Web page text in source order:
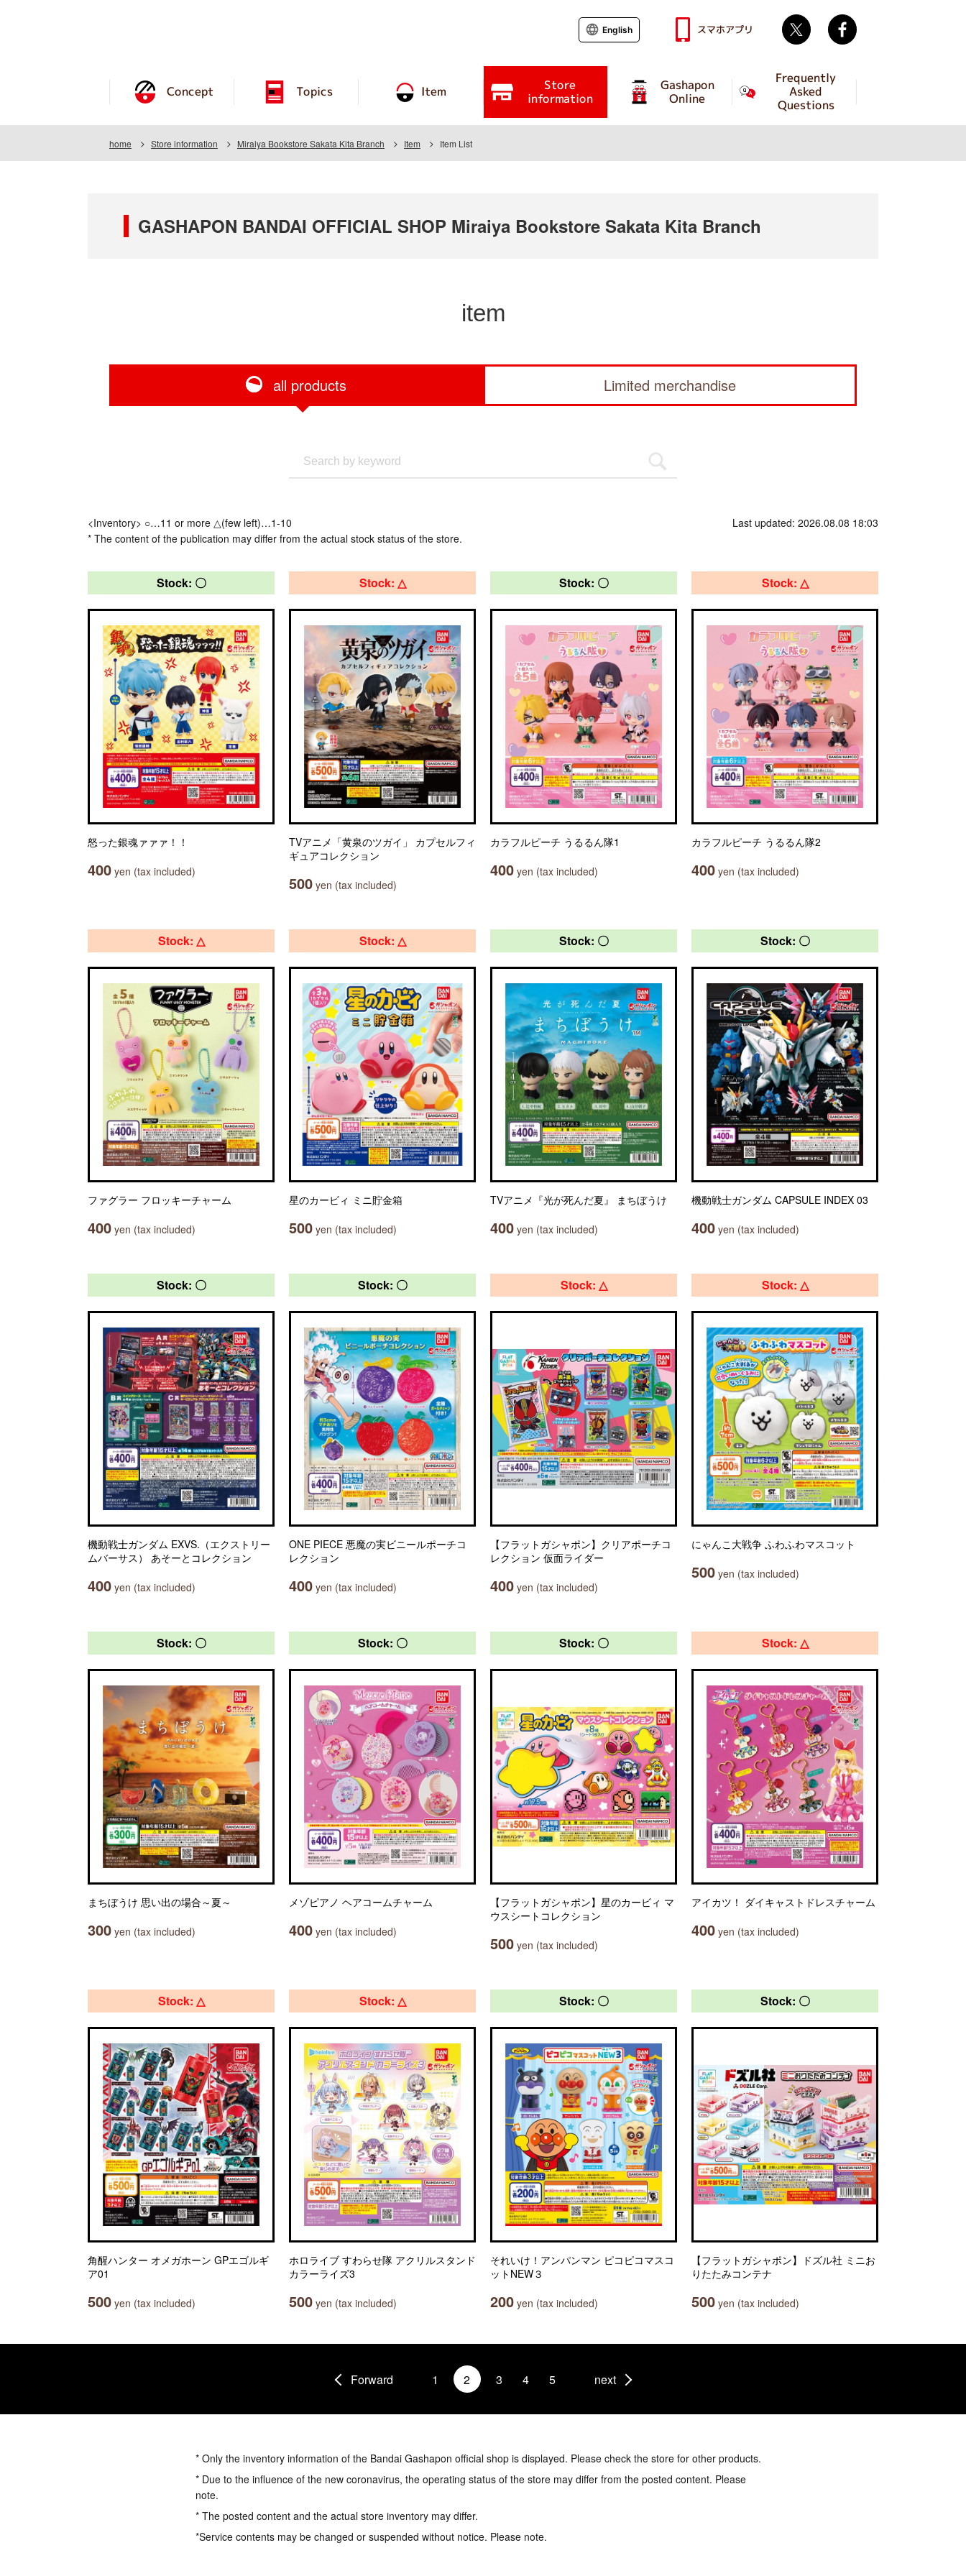
Concept Topics Item Store
information
Gashapon
Online
Frequently
Asked
Questions
English スマホアプリ Twitter
home Store information Miraiya Bookstore Sakata Kita Branch Item Item List
GASHAPON BANDAI OFFICIAL SHOP Miraiya Bookstore Sakata Kita Branch
item
all products Limited merchandise
<Inventory> ○…11 or more △(few left)…1-10
* The content of the publication may differ from the actual stock status of the store.
Last updated: 2026.08.08 18:03
Stock: 〇
怒った銀魂ァァァ！！
400 yen (tax included)
Stock: △
TVアニメ「黄泉のツガイ」 カプセルフィ
ギュアコレクション
500 yen (tax included)
Stock: 〇
カラフルピーチ うるるん隊1
400 yen (tax included)
Stock: △
カラフルピーチ うるるん隊2
400 yen (tax included)
Stock: △
ファグラー フロッキーチャーム
400 yen (tax included)
Stock: △
星のカービィ ミニ貯金箱
500 yen (tax included)
Stock: 〇
TVアニメ『光が死んだ夏』 まちぼうけ
400 yen (tax included)
Stock: 〇
機動戦士ガンダム CAPSULE INDEX 03
400 yen (tax included)
Stock: 〇
機動戦士ガンダム EXVS.（エクストリー
ムバーサス） あそーとコレクション
400 yen (tax included)
Stock: 〇
ONE PIECE 悪魔の実ビニールポーチコ
レクション
400 yen (tax included)
Stock: △
【フラットガシャポン】クリアポーチコ
レクション 仮面ライダー
400 yen (tax included)
Stock: △
にゃんこ大戦争 ふわふわマスコット
500 yen (tax included)
Stock: 〇
まちぼうけ 思い出の場合～夏～
300 yen (tax included)
Stock: 〇
メゾピアノ ヘアコームチャーム
400 yen (tax included)
Stock: 〇
【フラットガシャポン】星のカービィ マ
ウスシートコレクション
500 yen (tax included)
Stock: △
アイカツ！ ダイキャストドレスチャーム
400 yen (tax included)
Stock: △
角醒ハンター オメガホーン GPエゴルギ
ア01
500 yen (tax included)
Stock: △
ホロライブ すわらせ隊 アクリルスタンド
カラーライズ3
500 yen (tax included)
Stock: 〇
それいけ！アンパンマン ピコピコマスコ
ットNEW３
200 yen (tax included)
Stock: 〇
【フラットガシャポン】ドズル社 ミニお
りたたみコンテナ
500 yen (tax included)
Forward 1 2 3 4 5 next
* Only the inventory information of the Bandai Gashapon official shop is displayed. Please check the store for other products.
* Due to the influence of the new coronavirus, the operating status of the store may differ from the posted content. Please
note.
* The posted content and the actual store inventory may differ.
*Service contents may be changed or suspended without notice. Please note.